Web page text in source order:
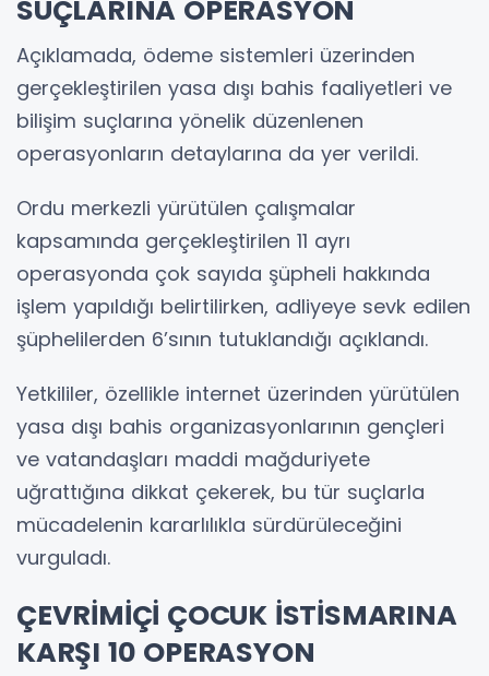
SUÇLARINA OPERASYON
Açıklamada, ödeme sistemleri üzerinden
gerçekleştirilen yasa dışı bahis faaliyetleri ve
bilişim suçlarına yönelik düzenlenen
operasyonların detaylarına da yer verildi.
Ordu merkezli yürütülen çalışmalar
kapsamında gerçekleştirilen 11 ayrı
operasyonda çok sayıda şüpheli hakkında
işlem yapıldığı belirtilirken, adliyeye sevk edilen
şüphelilerden 6’sının tutuklandığı açıklandı.
Yetkililer, özellikle internet üzerinden yürütülen
yasa dışı bahis organizasyonlarının gençleri
ve vatandaşları maddi mağduriyete
uğrattığına dikkat çekerek, bu tür suçlarla
mücadelenin kararlılıkla sürdürüleceğini
vurguladı.
ÇEVRİMİÇİ ÇOCUK İSTİSMARINA
KARŞI 10 OPERASYON